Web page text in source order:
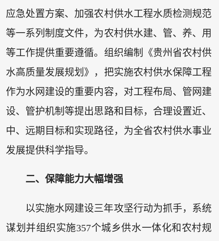
应急处置方案、加强农村供水工程水质检测规范
等一系列制度文件，为农村供水建、管、养、用
等工作提供重要遵循。组织编制《贵州省农村供
水高质量发展规划》，把实施农村供水保障工程
作为水网建设的重要内容，对工程布局、管网建
设、管护机制等提出思路和目标，合理设置近、
中、远期目标和实现路径，为全省农村供水事业
发展提供科学指导。
二、 保障能力大幅增强
以实施水网建设三年攻坚行动为抓手，系统
谋划并组织实施357个城乡供水一体化和农村规